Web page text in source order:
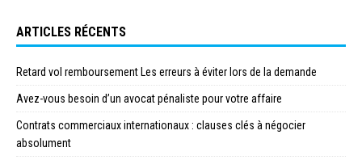
ARTICLES RÉCENTS
Retard vol remboursement Les erreurs à éviter lors de la demande
Avez-vous besoin d’un avocat pénaliste pour votre affaire
Contrats commerciaux internationaux : clauses clés à négocier
absolument